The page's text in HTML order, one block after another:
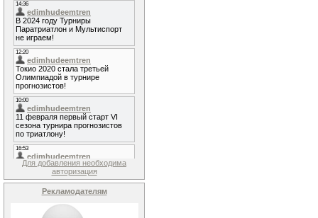
Для добавления необходима
авторизация
Рекламодателям